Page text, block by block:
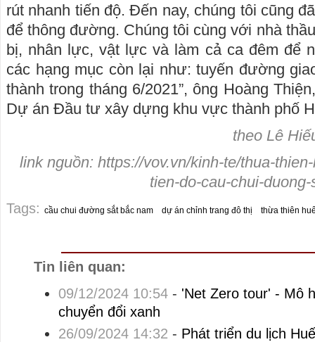
rút nhanh tiến độ. Đến nay, chúng tôi cũng
để thông đường. Chúng tôi cùng với nhà
bị, nhân lực, vật lực và làm cả ca đêm để
các hạng mục còn lại như: tuyến đường
thành trong tháng 6/2021”, ông Hoàng
Dự án Đầu tư xây dựng khu vực thành phố
theo Lê
link nguồn: https://vov.vn/kinh-te/thua-
tien-do-cau-chui-
Tags: cầu chui đường sắt bắc nam dự án chỉnh trang đô thị thừa thiên
Tin liên quan:
09/12/2024 10:54- 'Net Zero tour' - Mô
chuyển đổi xanh
26/09/2024 14:32 - Phát triển du lịch